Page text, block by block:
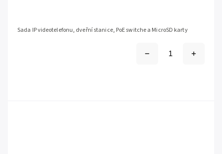
Sada IP videotelefonu, dveřní stanice, PoE switche a MicroSD karty